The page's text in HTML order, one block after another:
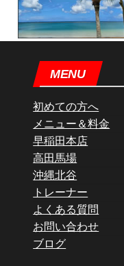
MENU
初めての方へ
メニュー＆料金
早稲田本店
高田馬場
沖縄北谷
トレーナー
よくある質問
お問い合わせ
ブログ